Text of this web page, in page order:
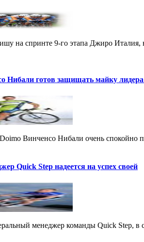
на спринте 9-го этапа Джиро
Нибали готов защищать майку
Винченсо Нибали очень спокойно
Quick Step надеется на успех своей
менеджер команды Quick Step, в